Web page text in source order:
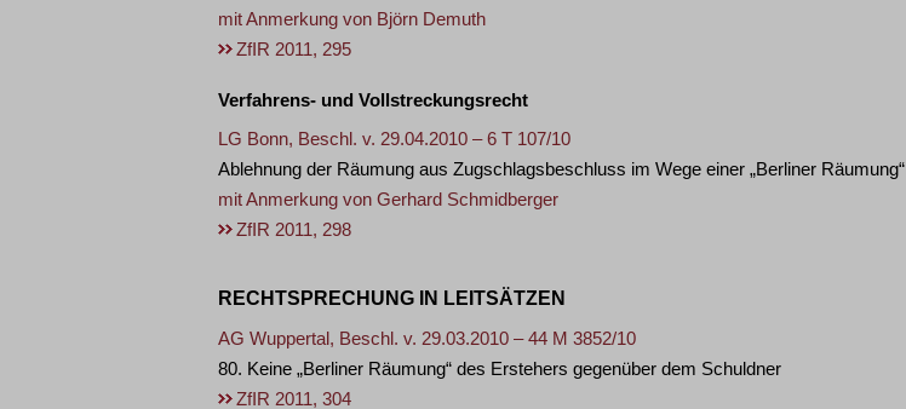
mit Anmerkung von Björn Demuth
ZfIR 2011, 295
Verfahrens- und Vollstreckungsrecht
LG Bonn, Beschl. v. 29.04.2010 – 6 T 107/10
Ablehnung der Räumung aus Zugschlagsbeschluss im Wege einer „Berliner Räumung“
mit Anmerkung von Gerhard Schmidberger
ZfIR 2011, 298
RECHTSPRECHUNG IN LEITSÄTZEN
AG Wuppertal, Beschl. v. 29.03.2010 – 44 M 3852/10
80. Keine „Berliner Räumung“ des Erstehers gegenüber dem Schuldner
ZfIR 2011, 304